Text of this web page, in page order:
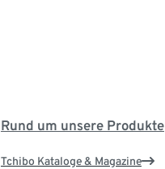
Rund um unsere Produkte
Tchibo Kataloge & Magazine